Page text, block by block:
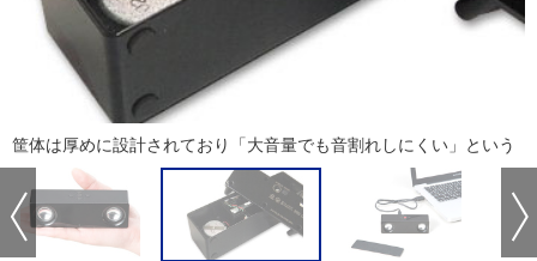
筐体は厚めに設計されており「大音量でも音割れしにくい」という